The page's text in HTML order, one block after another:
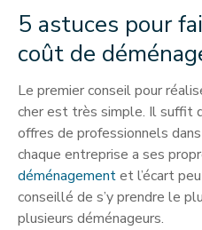
5 astuces pour
coût de
Le premier conseil pour
cher est très simple. Il suffit
offres de professionnels
chaque entreprise a ses
déménagementet l’écart
conseillé de s’y prendre le
plusieurs déménageurs.